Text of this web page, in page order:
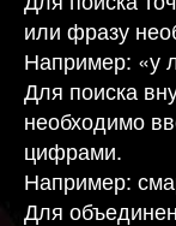
или фразу
Например: «у
Для поиска
необходимо
цифрами.
Например:
Для